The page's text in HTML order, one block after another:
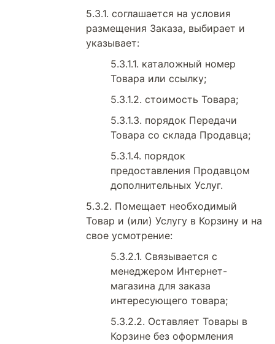
соглашается на условия
размещения Заказа, выбирает и
указывает:
каталожный номер
Товара или ссылку;
стоимость Товара;
порядок Передачи
Товара со склада Продавца;
порядок
предоставления Продавцом
дополнительных Услуг.
Помещает необходимый
Товар и (или) Услугу в Корзину и на
свое усмотрение:
Связывается с
менеджером Интернет-
магазина для заказа
интересующего товара;
Оставляет Товары в
Корзине без оформления